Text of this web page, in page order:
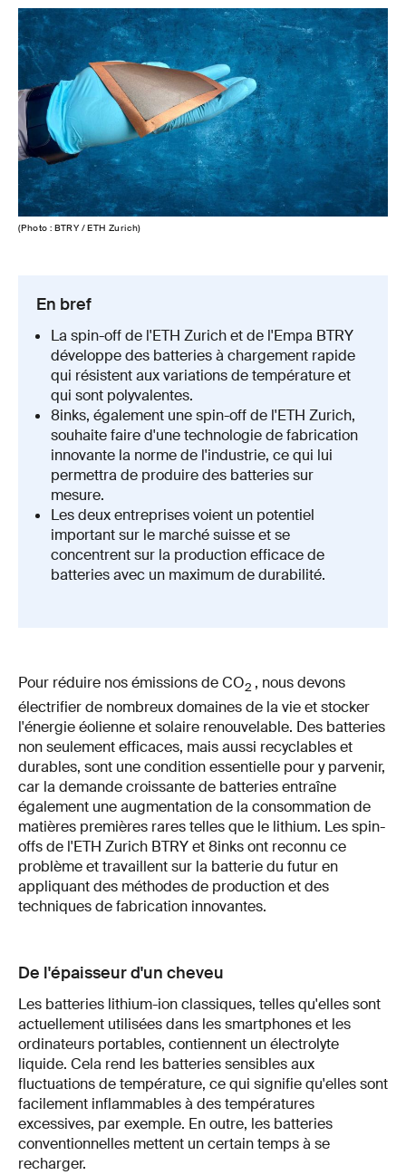
(Photo : BTRY / ETH Zurich)
En bref
La spin-off de l'ETH Zurich et de l'Empa BTRY
développe des batteries à chargement rapide
qui résistent aux variations de température et
qui sont polyvalentes.
8inks, également une spin-off de l'ETH Zurich,
souhaite faire d'une technologie de fabrication
innovante la norme de l'industrie, ce qui lui
permettra de produire des batteries sur
mesure.
Les deux entreprises voient un potentiel
important sur le marché suisse et se
concentrent sur la production efficace de
batteries avec un maximum de durabilité.
Pour réduire nos émissions de CO2 , nous devons
électrifier de nombreux domaines de la vie et stocker
l'énergie éolienne et solaire renouvelable. Des batteries
non seulement efficaces, mais aussi recyclables et
durables, sont une condition essentielle pour y parvenir,
car la demande croissante de batteries entraîne
également une augmentation de la consommation de
matières premières rares telles que le lithium. Les spin-
offs de l'ETH Zurich BTRY et 8inks ont reconnu ce
problème et travaillent sur la batterie du futur en
appliquant des méthodes de production et des
techniques de fabrication innovantes.
De l'épaisseur d'un cheveu
Les batteries lithium-ion classiques, telles qu'elles sont
actuellement utilisées dans les smartphones et les
ordinateurs portables, contiennent un électrolyte
liquide. Cela rend les batteries sensibles aux
fluctuations de température, ce qui signifie qu'elles sont
facilement inflammables à des températures
excessives, par exemple. En outre, les batteries
conventionnelles mettent un certain temps à se
recharger.